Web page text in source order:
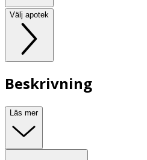
Välj apotek
Beskrivning
Läs mer